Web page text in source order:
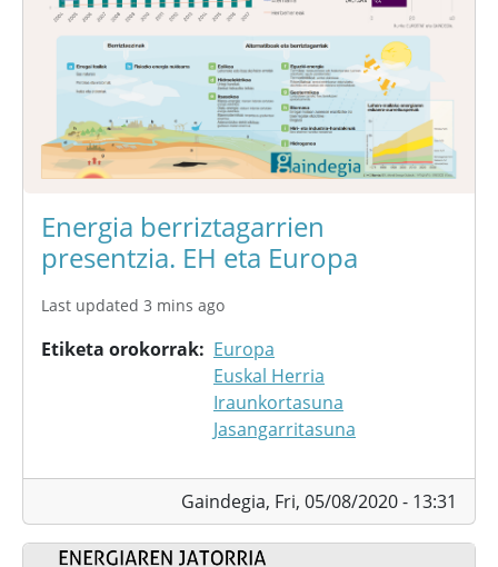
Energia berriztagarrien
presentzia. EH eta Europa
Last updated 3 mins ago
Etiketa orokorrak
Europa
Euskal Herria
Iraunkortasuna
Jasangarritasuna
Gaindegia, Fri, 05/08/2020 - 13:31